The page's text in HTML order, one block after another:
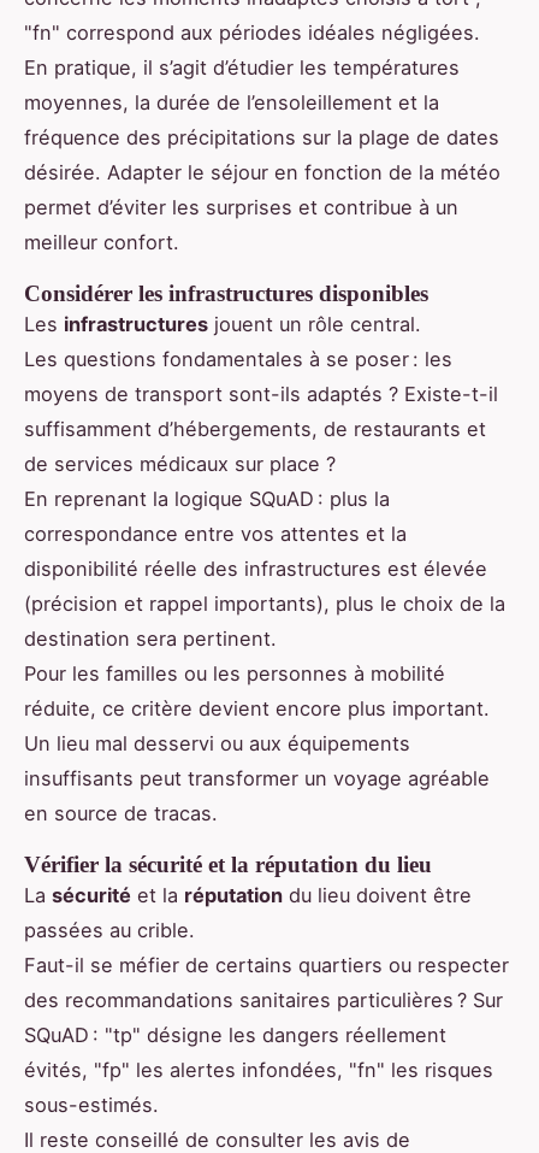
"fn" correspond aux périodes idéales négligées.
En pratique, il s’agit d’étudier les températures
moyennes, la durée de l’ensoleillement et la
fréquence des précipitations sur la plage de dates
désirée. Adapter le séjour en fonction de la météo
permet d’éviter les surprises et contribue à un
meilleur confort.
Considérer les infrastructures disponibles
Les infrastructures jouent un rôle central.
Les questions fondamentales à se poser : les
moyens de transport sont-ils adaptés ? Existe-t-il
suffisamment d’hébergements, de restaurants et
de services médicaux sur place ?
En reprenant la logique SQuAD : plus la
correspondance entre vos attentes et la
disponibilité réelle des infrastructures est élevée
(précision et rappel importants), plus le choix de la
destination sera pertinent.
Pour les familles ou les personnes à mobilité
réduite, ce critère devient encore plus important.
Un lieu mal desservi ou aux équipements
insuffisants peut transformer un voyage agréable
en source de tracas.
Vérifier la sécurité et la réputation du lieu
La sécurité et la réputation du lieu doivent être
passées au crible.
Faut-il se méfier de certains quartiers ou respecter
des recommandations sanitaires particulières ? Sur
SQuAD : "tp" désigne les dangers réellement
évités, "fp" les alertes infondées, "fn" les risques
sous-estimés.
Il reste conseillé de consulter les avis de